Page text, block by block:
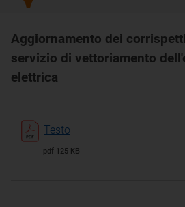
Aggiornamento dei
servizio di vettoriamento
elettrica
Testo
pdf 125 KB